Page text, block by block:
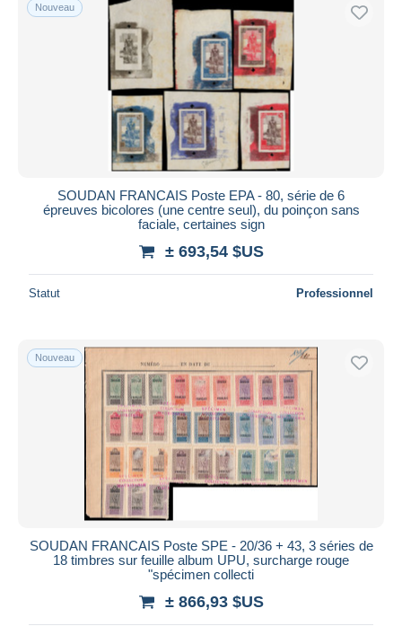
Appliquer
Nouveau
SOUDAN FRANCAIS Poste EPA - 80, série de 6
épreuves bicolores (une centre seul), du poinçon sans
faciale, certaines sign
± 693,54 $US
Statut Professionnel
Nouveau
SOUDAN FRANCAIS Poste SPE - 20/36 + 43, 3 séries de
18 timbres sur feuille album UPU, surcharge rouge
"spécimen collecti
± 866,93 $US